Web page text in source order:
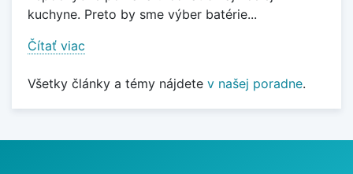
kuchyne. Preto by sme výber batérie...
Čítať viac
Všetky články a témy nájdete v našej poradne.